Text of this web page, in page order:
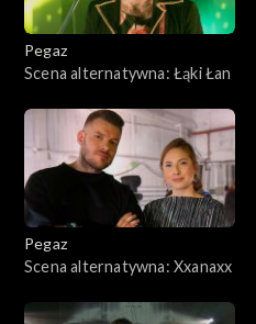
Pegaz
Scena alternatywna: Łąki Łan
Pegaz
Scena alternatywna: Xxanaxx